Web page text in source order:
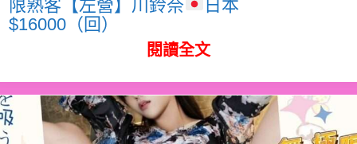
限熟客【左營】川鈴奈
日本
$16000（回）
閱讀全文